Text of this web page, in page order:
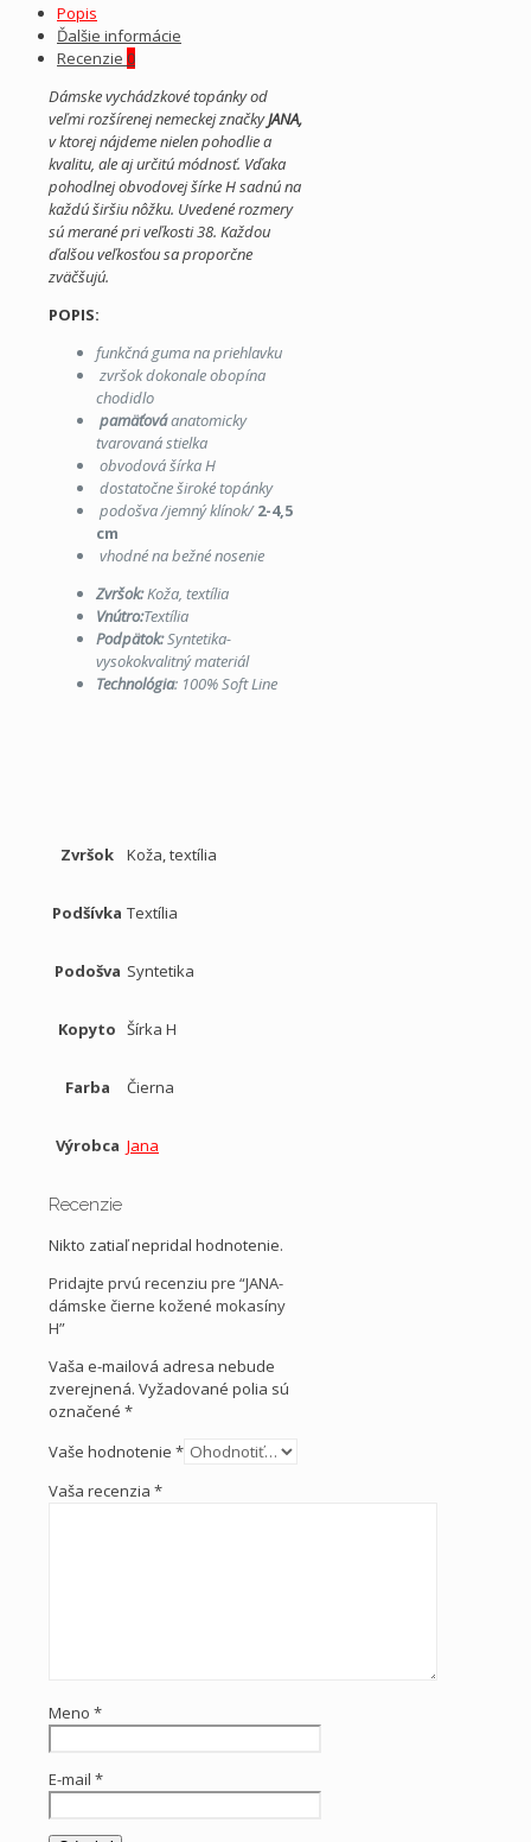
Popis
Ďalšie informácie
Recenzie 0
Dámske vychádzkové topánky od
veľmi rozšírenej nemeckej značkyJANA,
v ktorej nájdeme nielen pohodlie a
kvalitu, ale aj určitú módnosť. Vďaka
pohodlnej obvodovej šírke H sadnú na
každú širšiu nôžku. Uvedené rozmery
sú merané pri veľkosti 38. Každou
ďalšou veľkosťou sa proporčne
zväčšujú.
POPIS:
funkčná guma na priehlavku
zvršok dokonale obopína
chodidlo
pamäťováanatomicky
tvarovaná stielka
obvodová šírka H
dostatočne široké topánky
podošva /jemný klínok/2-4,5
cm
vhodné na bežné nosenie
Zvršok:Koža, textília
Vnútro:Textília
Podpätok:Syntetika-
vysokokvalitný materiál
Technológia: 100% Soft Line
Zvršok Koža, textília
Podšívka Textília
Podošva Syntetika
Kopyto Šírka H
Farba Čierna
Výrobca Jana
Recenzie
Nikto zatiaľ nepridal hodnotenie.
Pridajte prvú recenziu pre “JANA-
dámske čierne kožené mokasíny
H”
Vaša e-mailová adresa nebude
zverejnená. Vyžadované polia sú
označené *
Vaše hodnotenie *
Vaša recenzia *
Meno *
E-mail *